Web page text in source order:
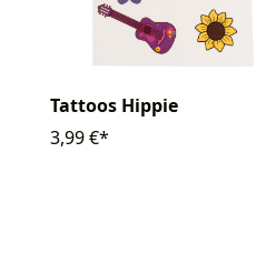
Tattoos Hippie
3,99 €*